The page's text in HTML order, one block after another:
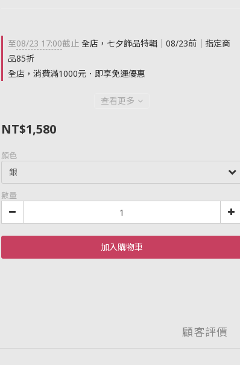
至08/23 17:00截止全店，七夕飾品特輯｜08/23前｜指定商
品85折
全店，消費滿1000元．即享免運優惠
查看更多
NT$1,580
顏色
數量
加入購物車
顧客評價